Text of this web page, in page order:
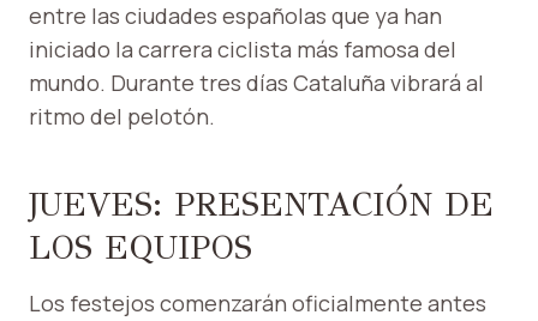
entre las ciudades españolas que ya han
iniciado la carrera ciclista más famosa del
mundo. Durante tres días Cataluña vibrará al
ritmo del pelotón.
JUEVES: PRESENTACIÓN DE
LOS EQUIPOS
Los festejos comenzarán oficialmente antes